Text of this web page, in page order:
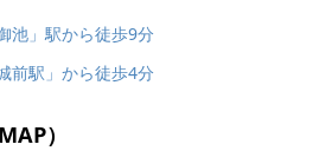
池」駅から徒歩9分
前駅」から徒歩4分
）